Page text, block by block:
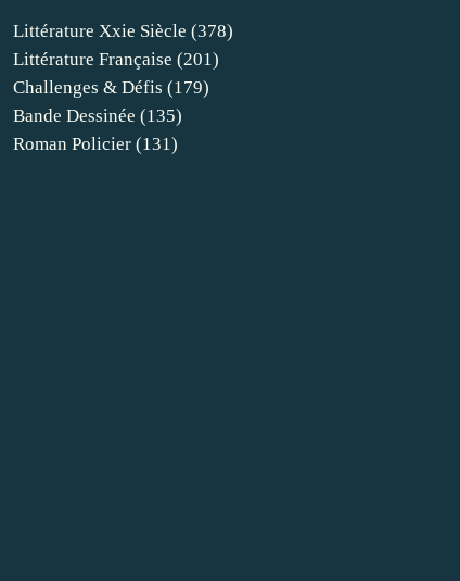
Littérature Xxie Siècle (378)
Littérature Française (201)
Challenges & Défis (179)
Bande Dessinée (135)
Roman Policier (131)